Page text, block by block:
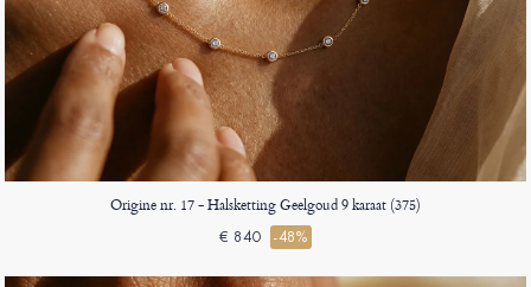
Origine nr. 17 - Halsketting Geelgoud 9 karaat (375)
€ 840 -48%